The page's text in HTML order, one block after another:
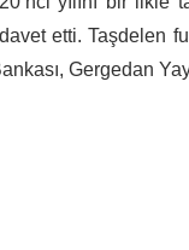
etti. Taşdelen
Gergedan